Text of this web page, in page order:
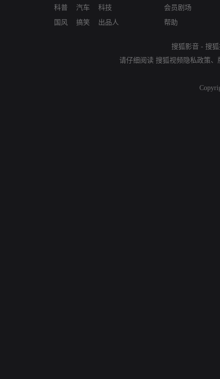
科普
国风
汽车
搞笑
科技
出品人
会员剧场
帮助
搜狐影音 - 搜
请仔细阅读 搜狐视频隐私政策、